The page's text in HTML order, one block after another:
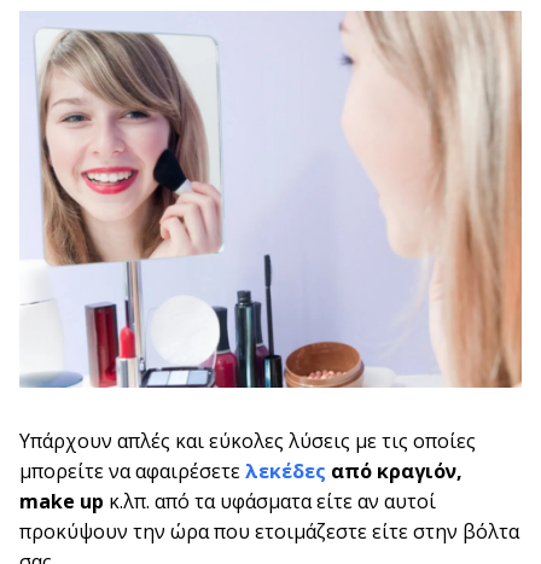
Υπάρχουν απλές και εύκολες λύσεις με τις οποίες
μπορείτε να αφαιρέσετελεκέδες από κραγιόν,
make up κ.λπ. από τα υφάσματα είτε αν αυτοί
προκύψουν την ώρα που ετοιμάζεστε είτε στην βόλτα